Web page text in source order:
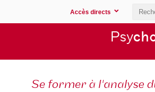
Accès directs
Psy
Se former à l'analyse